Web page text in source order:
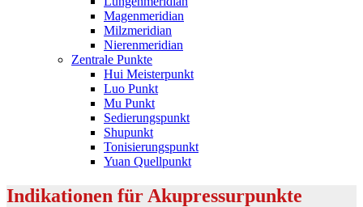
Magenmeridian
Milzmeridian
Nierenmeridian
Zentrale Punkte
Hui Meisterpunkt
Luo Punkt
Mu Punkt
Sedierungspunkt
Shupunkt
Tonisierungspunkt
Yuan Quellpunkt
Indikationen für Akupressurpunkte